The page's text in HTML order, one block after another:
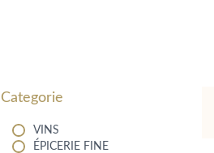
Filters
Categorie
VINS
ÉPICERIE FINE